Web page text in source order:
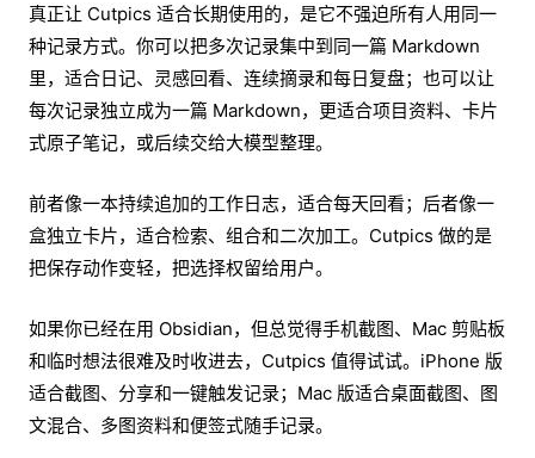
真正让 Cutpics 适合长期使用的，是它不强迫所有人用同一
种记录方式。你可以把多次记录集中到同一篇 Markdown
里，适合日记、灵感回看、连续摘录和每日复盘；也可以让
每次记录独立成为一篇 Markdown，更适合项目资料、卡片
式原子笔记，或后续交给大模型整理。
前者像一本持续追加的工作日志，适合每天回看；后者像一
盒独立卡片，适合检索、组合和二次加工。Cutpics 做的是
把保存动作变轻，把选择权留给用户。
如果你已经在用 Obsidian，但总觉得手机截图、Mac 剪贴板
和临时想法很难及时收进去，Cutpics 值得试试。iPhone 版
适合截图、分享和一键触发记录；Mac 版适合桌面截图、图
文混合、多图资料和便签式随手记录。